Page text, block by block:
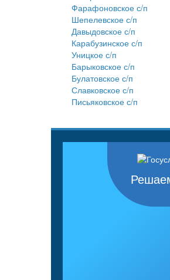
Фарафоновское с/п
Шепелевское с/п
Давыдовское с/п
Карабузинское с/п
Уницкое с/п
Барыковское с/п
Булатовское с/п
Славковское с/п
Письяковское с/п